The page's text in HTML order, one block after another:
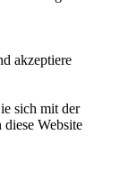
akzeptiere
sich mit der
Website